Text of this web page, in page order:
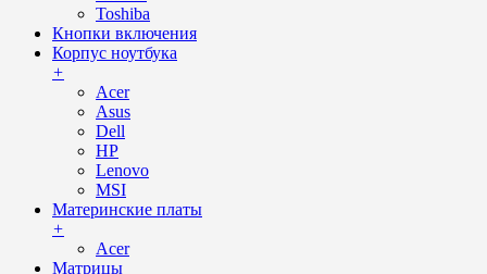
Toshiba
Кнопки включения
Корпус ноутбука
+
Acer
Asus
Dell
HP
Lenovo
MSI
Материнские платы
+
Acer
Матрицы